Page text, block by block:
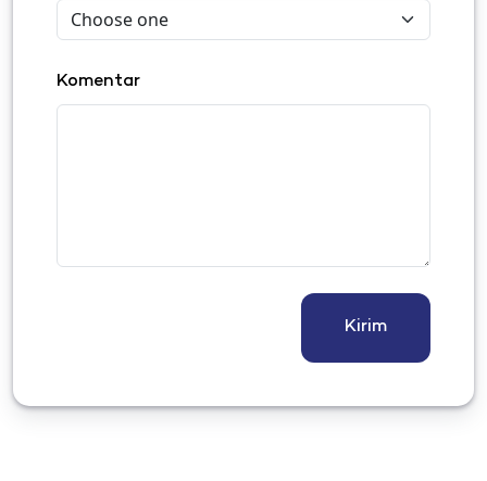
Komentar
Kirim